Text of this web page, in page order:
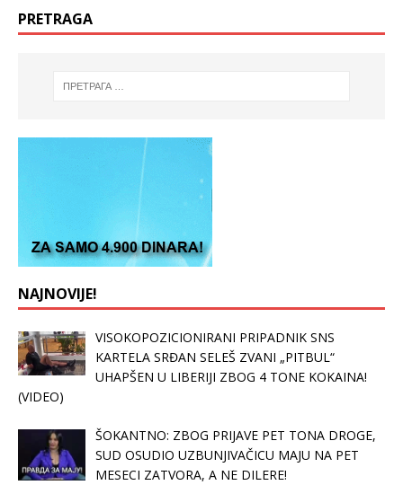
PRETRAGA
NAJNOVIJE!
VISOKOPOZICIONIRANI PRIPADNIK SNS
KARTELA SRĐAN SELEŠ ZVANI „PITBUL“
UHAPŠEN U LIBERIJI ZBOG 4 TONE KOKAINA!
(VIDEO)
ŠOKANTNO: ZBOG PRIJAVE PET TONA DROGE,
SUD OSUDIO UZBUNJIVAČICU MAJU NA PET
MESECI ZATVORA, A NE DILERE!